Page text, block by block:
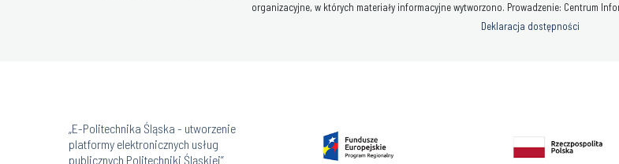
organizacyjne, w których materiały informacyjne wytworzono. Prowadzenie: Centrum
Deklaracja dostępności
„E-Politechnika Śląska - utworzenie
platformy elektronicznych usług
publicznych Politechniki Śląskiej”